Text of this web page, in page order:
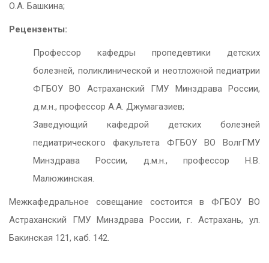
О.А. Башкина;
Рецензенты:
Профессор кафедры пропедевтики детских
болезней, поликлинической и неотложной педиатрии
ФГБОУ ВО Астраханский ГМУ Минздрава России,
д.м.н., профессор А.А. Джумагазиев;
Заведующий кафедрой детских болезней
педиатрического факультета ФГБОУ ВО ВолгГМУ
Минздрава России, д.м.н., профессор Н.В.
Малюжинская.
Межкафедральное совещание состоится в ФГБОУ ВО
Астраханский ГМУ Минздрава России, г. Астрахань, ул.
Бакинская 121, каб. 142.